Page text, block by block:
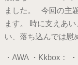
ました。 今回の主
ます。 時に支えあ
い、落ち込んでは慰
・AWA ・Kkbox：